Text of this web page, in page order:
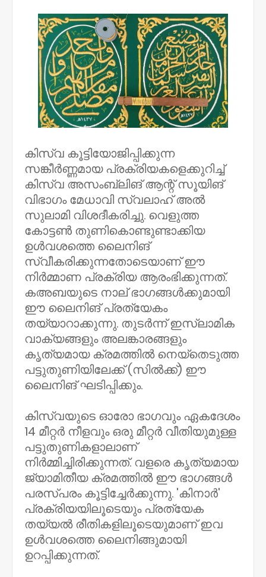
കിസ്‌വ കൂട്ടിയോജിപ്പിക്കുന്ന
സങ്കീർണ്ണമായ പ്രക്രിയകളെക്കുറിച്ച്
കിസ്‌വ അസംബ്ലിങ് ആന്റ് സൂയിങ്
വിഭാഗം മേധാവി സ്വലാഹ് അൽ
സുലാമി വിശദീകരിച്ചു. വെളുത്ത
കോട്ടൺ തുണികൊണ്ടുണ്ടാക്കിയ
ഉൾവശത്തെ ലൈനിങ്
സ്വീകരിക്കുന്നതോടെയാണ് ഈ
നിർമ്മാണ പ്രക്രിയ ആരംഭിക്കുന്നത്.
കഅബയുടെ നാല് ഭാഗങ്ങൾക്കുമായി
ഈ ലൈനിങ് പ്രത്യേകം
തയ്യാറാക്കുന്നു. തുടർന്ന് ഇസ്ലാമിക
വാക്യങ്ങളും അലങ്കാരങ്ങളും
കൃത്യമായ ക്രമത്തിൽ നെയ്തെടുത്ത
പട്ടുതുണിയിലേക്ക് (സിൽക്ക്) ഈ
ലൈനിങ് ഘടിപ്പിക്കും.
കിസ്‌വയുടെ ഓരോ ഭാഗവും ഏകദേശം
14 മീറ്റർ നീളവും ഒരു മീറ്റർ വീതിയുമുള്ള
പട്ടുതുണികളാലാണ്
നിർമ്മിച്ചിരിക്കുന്നത്. വളരെ കൃത്യമായ
ജ്യാമിതീയ ക്രമത്തിൽ ഈ ഭാഗങ്ങൾ
പരസ്പരം കൂട്ടിച്ചേർക്കുന്നു. 'കിനാർ'
പ്രക്രിയയിലൂടെയും പ്രത്യേക
തയ്യൽ രീതികളിലൂടെയുമാണ് ഇവ
ഉൾവശത്തെ ലൈനിങ്ങുമായി
ഉറപ്പിക്കുന്നത്.